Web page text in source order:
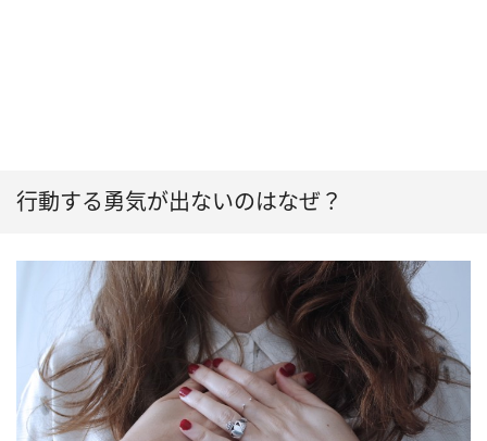
行動する勇気が出ないのはなぜ？